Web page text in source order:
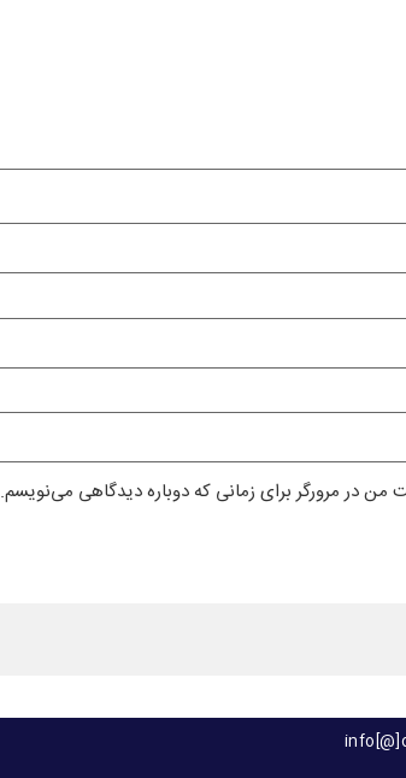
من در مرورگر برای زمانی که دوباره دیدگاهی می‌نویسم.